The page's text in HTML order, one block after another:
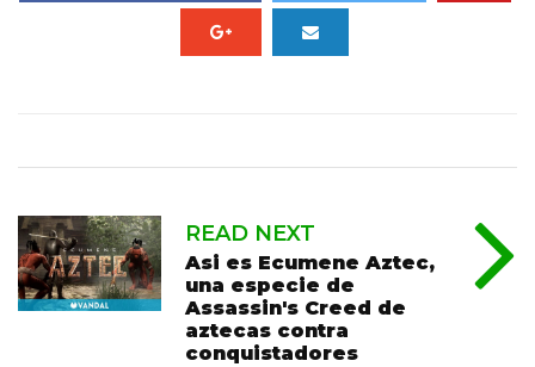
READ NEXT
Asi es Ecumene Aztec,
una especie de
Assassin's Creed de
aztecas contra
conquistadores